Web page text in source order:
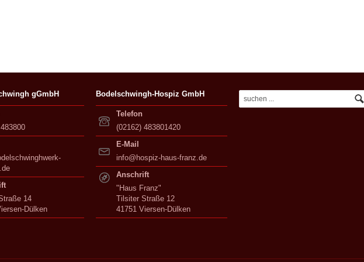
gGmbH
14
Dülken
Bodelschwingh-Hospiz GmbH
Telefon
(02162) 483801420
E-Mail
info@hospiz-haus-franz.de
Anschrift
"Haus Franz"
Tilsiter Straße 12
41751 Viersen-Dülken